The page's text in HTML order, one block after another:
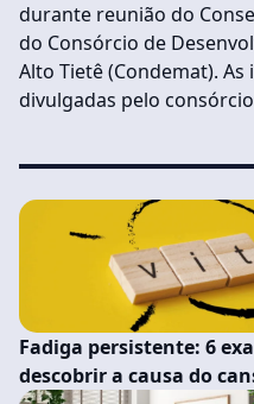
durante reunião do
do Consórcio de
Alto Tietê (Condemat).
divulgadas pelo
Fadiga persistente: 6
descobrir a causa do